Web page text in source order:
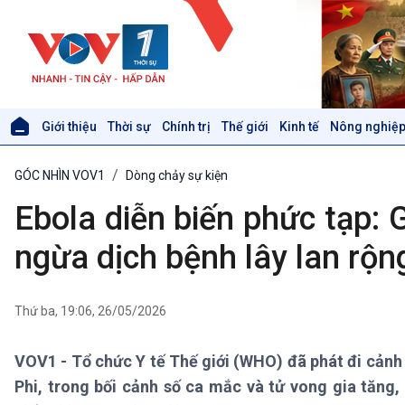
Giới thiệu Thời sự Chính trị Thế giới Kinh tế Nông
Thời sự 6h
Thời sự 12h
Thời sự 18h
Thời sự 21h30
Bản tin
Xã hội
Tin Đời sống & Xã hội
Khoa học & Công nghệ
Tin Khoa học & Công nghệ
GÓC NHÌN VOV1 Dòng chảy sự kiện
Ebola diễn biến phức tạp:
ngừa dịch bệnh lây lan
Thứ ba, 19:06, 26/05/2026
VOV1 - Tổ chức Y tế Thế giới (WHO) đã phát đi
Phi, trong bối cảnh số ca mắc và tử vong gia